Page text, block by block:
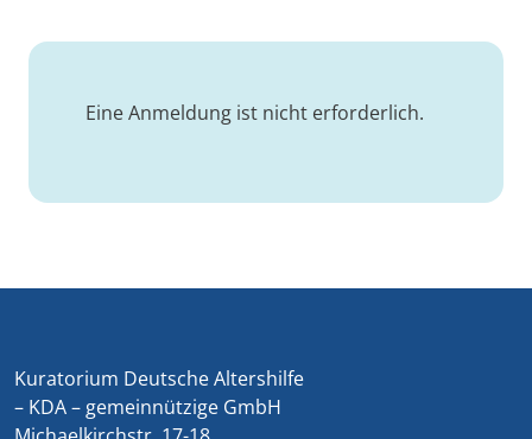
Eine Anmeldung ist nicht erforderlich.
Kuratorium Deutsche Altershilfe
– KDA – gemeinnützige GmbH